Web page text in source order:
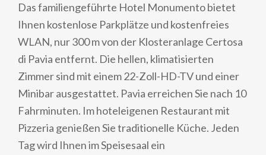
Das familiengeführte Hotel Monumento bietet
Ihnen kostenlose Parkplätze und kostenfreies
WLAN, nur 300 m von der Klosteranlage Certosa
di Pavia entfernt. Die hellen, klimatisierten
Zimmer sind mit einem 22-Zoll-HD-TV und einer
Minibar ausgestattet. Pavia erreichen Sie nach 10
Fahrminuten. Im hoteleigenen Restaurant mit
Pizzeria genießen Sie traditionelle Küche. Jeden
Tag wird Ihnen im Speisesaal ein